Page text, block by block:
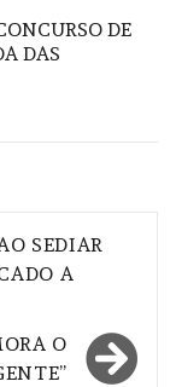
DE
DAS
SEDIAR
A
O